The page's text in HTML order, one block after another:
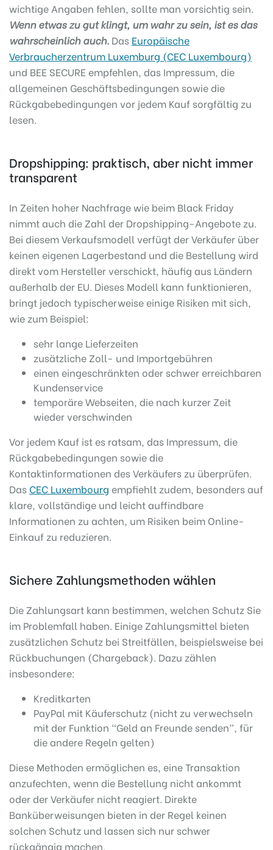
wichtige Angaben fehlen, sollte man vorsichtig sein.
Wenn etwas zu gut klingt, um wahr zu sein, ist es das
wahrscheinlich auch. Das Europäische
Verbraucherzentrum Luxemburg (CEC Luxembourg)
und BEE SECURE empfehlen, das Impressum, die
allgemeinen Geschäftsbedingungen sowie die
Rückgabebedingungen vor jedem Kauf sorgfältig zu
lesen.
Dropshipping: praktisch, aber nicht immer
transparent
In Zeiten hoher Nachfrage wie beim Black Friday
nimmt auch die Zahl der Dropshipping-Angebote zu.
Bei diesem Verkaufsmodell verfügt der Verkäufer über
keinen eigenen Lagerbestand und die Bestellung wird
direkt vom Hersteller verschickt, häufig aus Ländern
außerhalb der EU. Dieses Modell kann funktionieren,
bringt jedoch typischerweise einige Risiken mit sich,
wie zum Beispiel:
sehr lange Lieferzeiten
zusätzliche Zoll- und Importgebühren
einen eingeschränkten oder schwer erreichbaren
Kundenservice
temporäre Webseiten, die nach kurzer Zeit
wieder verschwinden
Vor jedem Kauf ist es ratsam, das Impressum, die
Rückgabebedingungen sowie die
Kontaktinformationen des Verkäufers zu überprüfen.
DasCEC Luxembourg empfiehlt zudem, besonders auf
klare, vollständige und leicht auffindbare
Informationen zu achten, um Risiken beim Online-
Einkauf zu reduzieren.
Sichere Zahlungsmethoden wählen
Die Zahlungsart kann bestimmen, welchen Schutz Sie
im Problemfall haben. Einige Zahlungsmittel bieten
zusätzlichen Schutz bei Streitfällen, beispielsweise bei
Rückbuchungen (Chargeback). Dazu zählen
insbesondere:
Kreditkarten
PayPal mit Käuferschutz (nicht zu verwechseln
mit der Funktion “Geld an Freunde senden”, für
die andere Regeln gelten)
Diese Methoden ermöglichen es, eine Transaktion
anzufechten, wenn die Bestellung nicht ankommt
oder der Verkäufer nicht reagiert. Direkte
Banküberweisungen bieten in der Regel keinen
solchen Schutz und lassen sich nur schwer
rückgängig machen.